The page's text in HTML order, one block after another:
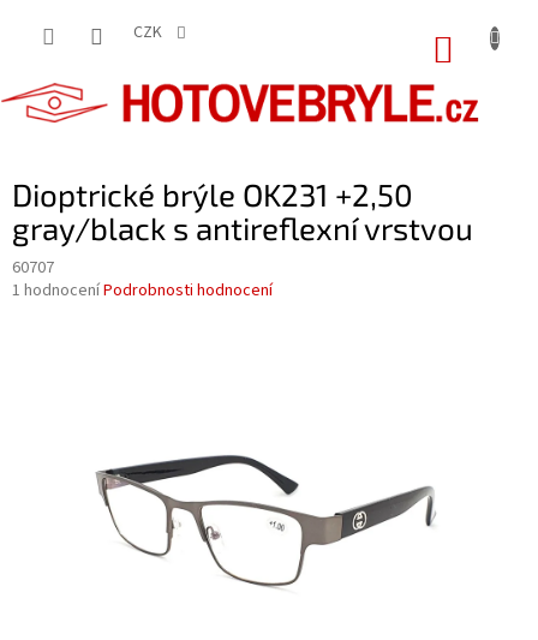
CZK
Dioptrické brýle OK231 +2,50
gray/black s antireflexní vrstvou
60707
Průměrné
1 hodnoceníPodrobnosti hodnocení